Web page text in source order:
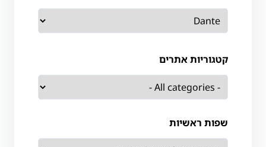
קטגוריות אתרים
שפות ראשיות